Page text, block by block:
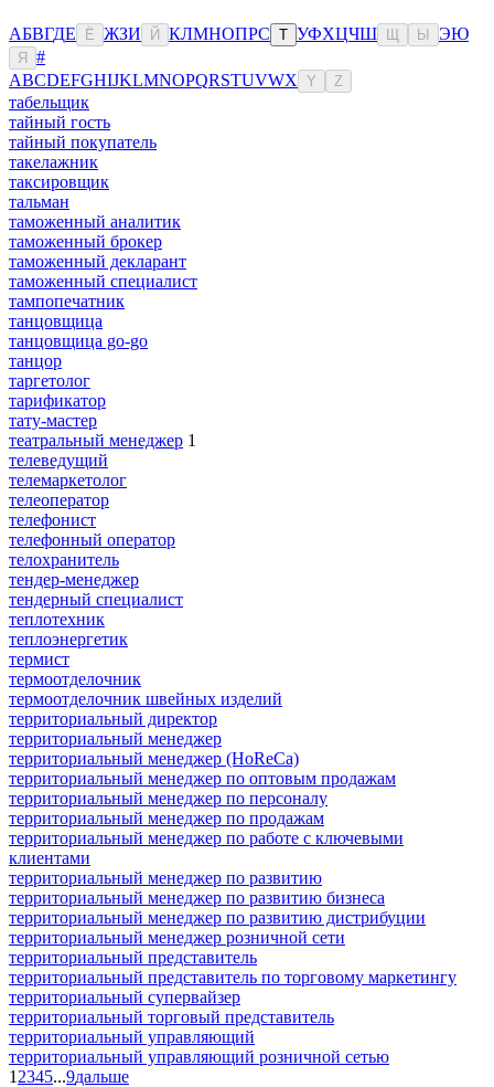
АБВГДЕ Ё ЖЗИ Й КЛМНОПРС Т УФХЦЧШ Ы ЭЮ
Я
#
ABCDEFGHIJKLMNOPQRSTUVWX Y Z
табельщик
тайный гость
тайный покупатель
такелажник
таксировщик
тальман
таможенный аналитик
таможенный брокер
таможенный декларант
таможенный специалист
тампопечатник
танцовщица
танцовщица go-go
танцор
таргетолог
тарификатор
тату-мастер
театральный менеджер 1
телеведущий
телемаркетолог
телеоператор
телефонист
телефонный оператор
телохранитель
тендер-менеджер
тендерный специалист
теплотехник
теплоэнергетик
термист
термоотделочник
термоотделочник швейных изделий
территориальный директор
территориальный менеджер
территориальный менеджер (HoReCa)
территориальный менеджер по оптовым продажам
территориальный менеджер по персоналу
территориальный менеджер по продажам
территориальный менеджер по работе с ключевыми
клиентами
территориальный менеджер по развитию
территориальный менеджер по развитию бизнеса
территориальный менеджер по развитию дистрибуции
территориальный менеджер розничной сети
территориальный представитель
территориальный представитель по торговому маркетингу
территориальный супервайзер
территориальный торговый представитель
территориальный управляющий
территориальный управляющий розничной сетью
1 2345...9дальше